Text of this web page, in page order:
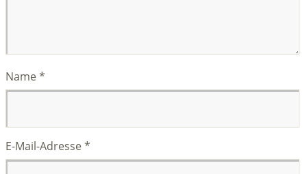
Name*
E-Mail-Adresse*